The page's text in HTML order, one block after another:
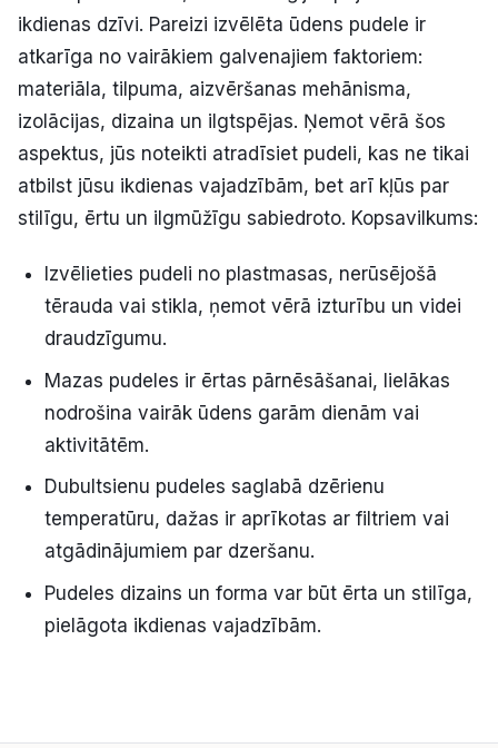
ikdienas dzīvi. Pareizi izvēlēta ūdens pudele ir
atkarīga no vairākiem galvenajiem faktoriem:
materiāla, tilpuma, aizvēršanas mehānisma,
izolācijas, dizaina un ilgtspējas. Ņemot vērā šos
aspektus, jūs noteikti atradīsiet pudeli, kas ne tikai
atbilst jūsu ikdienas vajadzībām, bet arī kļūs par
stilīgu, ērtu un ilgmūžīgu sabiedroto. Kopsavilkums:
Izvēlieties pudeli no plastmasas, nerūsējošā
tērauda vai stikla, ņemot vērā izturību un videi
draudzīgumu.
Mazas pudeles ir ērtas pārnēsāšanai, lielākas
nodrošina vairāk ūdens garām dienām vai
aktivitātēm.
Dubultsienu pudeles saglabā dzērienu
temperatūru, dažas ir aprīkotas ar filtriem vai
atgādinājumiem par dzeršanu.
Pudeles dizains un forma var būt ērta un stilīga,
pielāgota ikdienas vajadzībām.